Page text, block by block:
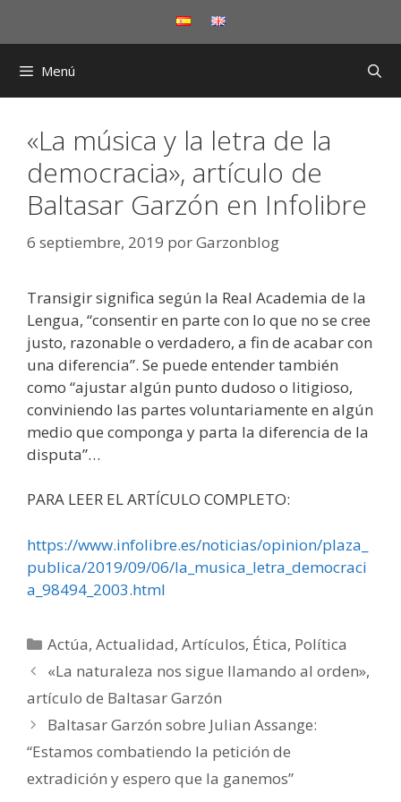
Menú
«La música y la letra de la
democracia», artículo de
Baltasar Garzón en Infolibre
6 septiembre, 2019 porGarzonblog
Transigir significa según la Real Academia de la
Lengua, “consentir en parte con lo que no se cree
justo, razonable o verdadero, a fin de acabar con
una diferencia”. Se puede entender también
como “ajustar algún punto dudoso o litigioso,
conviniendo las partes voluntariamente en algún
medio que componga y parta la diferencia de la
disputa”…
PARA LEER EL ARTÍCULO COMPLETO:
https://www.infolibre.es/noticias/opinion/plaza_
publica/2019/09/06/la_musica_letra_democraci
a_98494_2003.html
Categorías
Actúa,Actualidad,Artículos, Ética, Política
«La naturaleza nos sigue llamando al orden»,
artículo de Baltasar Garzón
Baltasar Garzón sobre Julian Assange:
“Estamos combatiendo la petición de
extradición y espero que la ganemos”